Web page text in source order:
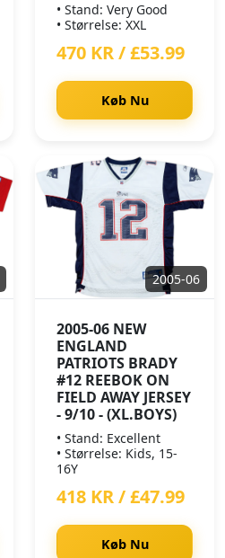
• Stand: Very Good
• Størrelse: XXL
470 KR / £53.99
Køb Nu
2005-06
2005-06 NEW
ENGLAND
PATRIOTS BRADY
#12 REEBOK ON
FIELD AWAY JERSEY
- 9/10 - (XL.BOYS)
• Stand: Excellent
• Størrelse: Kids, 15-
16Y
418 KR / £47.99
Køb Nu